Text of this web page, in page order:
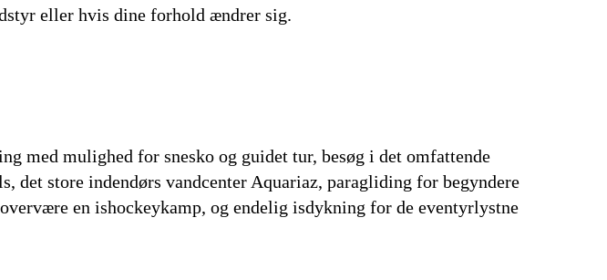
eller hvis dine forhold ændrer sig.
med mulighed for snesko og guidet tur, besøg i det omfattende
det store indendørs vandcenter Aquariaz, paragliding for begyndere
en ishockeykamp, og endelig isdykning for de eventyrlystne